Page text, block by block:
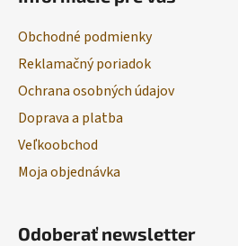
Obchodné podmienky
Reklamačný poriadok
Ochrana osobných údajov
Doprava a platba
Veľkoobchod
Moja objednávka
Odoberať newsletter